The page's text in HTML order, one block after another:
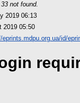
not found.
2019 06:13
2019 05:50
eprints.mdpu.org.ua/id/